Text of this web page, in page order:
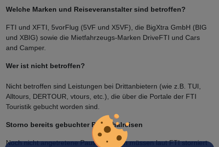
Welche Marken und Reiseveranstalter sind betroffen?
FTI und XFTI, 5vorFlug (5VF und X5VF), die BigXtra GmbH (BIG
und XBIG) sowie die Mietfahrzeugs-Marken DriveFTI und Cars
and Camper.
Wer ist nicht betroffen?
Nicht betroffen sind Leistungen bei Drittanbietern (wie z.B. TUI,
Alltours, DERTOUR, vtours, etc.), die über die Portale der FTI
Touristik gebucht worden sind.
Storno bereits gebuchter Pauschalreisen
Noch nicht angetretene Pauschalreisen müssen laut FTI storniert